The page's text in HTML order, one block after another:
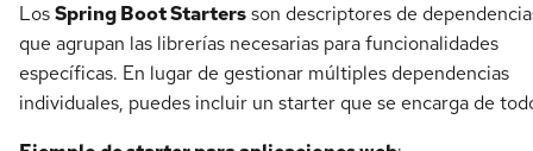
LosSpring Boot Startersson descriptores de
que agrupan las librerías necesarias para funcionalidades
específicas. En lugar de gestionar múltiples dependencias
individuales, puedes incluir un starter que se encarga de